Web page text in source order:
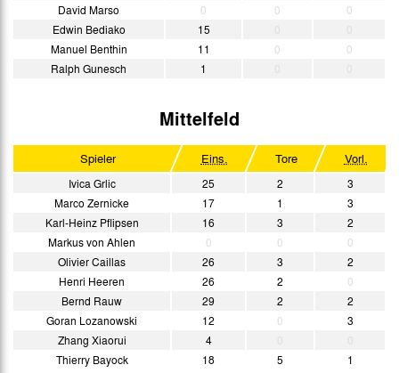
David Marso
0 0
0
Edwin Bediako
15
Manuel Benthin
11 0
0
Ralph Gunesch
1
Mittelfeld
Spieler Eins. Tore Vorl.
Ivica Grlic 25 2
3
Marco Zernicke
17 1
3
Karl-Heinz Pflipsen
16 3
2
Markus von Ahlen
0 0
0
Olivier Caillas
26 3
2
Henri Heeren
26 2
0
Bernd Rauw
29 2
2
Goran Lozanowski
12 0
3
Zhang Xiaorui
4
Thierry Bayock
18 5 1